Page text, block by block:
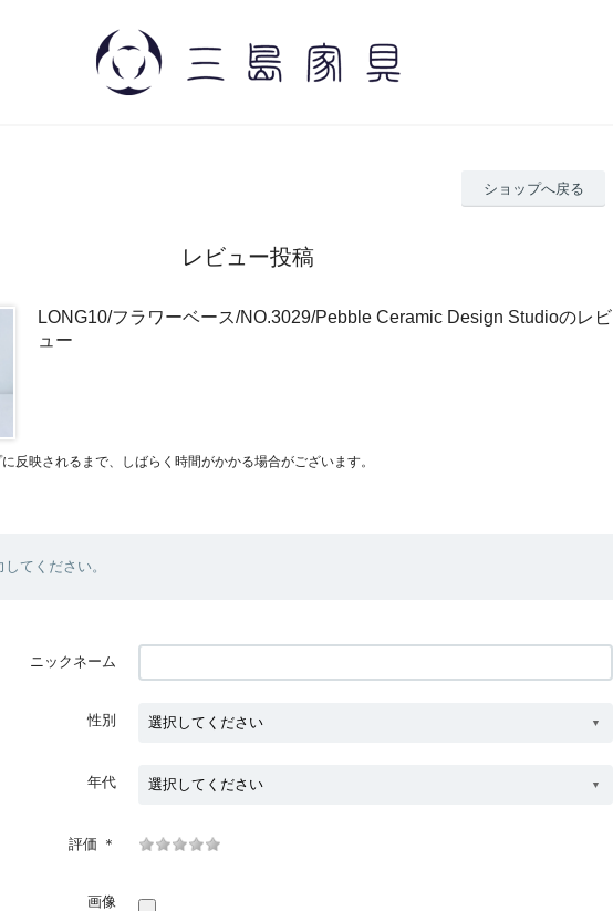
ショップへ戻る
レビュー投稿
LONG10/フラワーベース/NO.3029/Pebble Ceramic Design Studioのレビ
ュー
反映されるまで、しばらく時間がかかる場合がございます。
てください。
ニックネーム
性別
年代
評価 ＊
画像